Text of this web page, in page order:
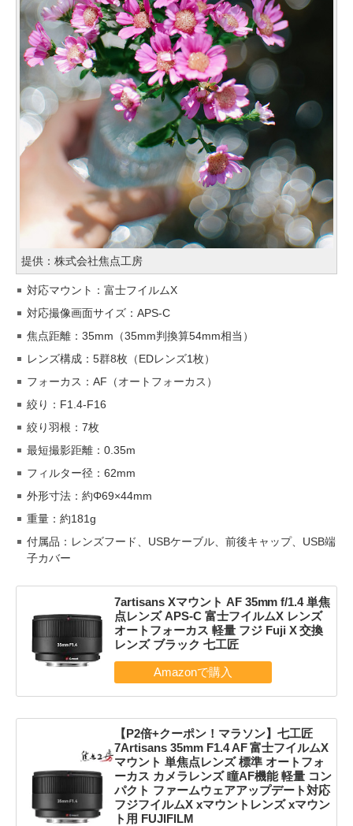
提供：株式会社焦点工房
対応マウント：富士フイルムX
対応撮像画面サイズ：APS-C
焦点距離：35mm（35mm判換算54mm相当）
レンズ構成：5群8枚（EDレンズ1枚）
フォーカス：AF（オートフォーカス）
絞り：F1.4-F16
絞り羽根：7枚
最短撮影距離：0.35m
フィルター径：62mm
外形寸法：約Φ69×44mm
重量：約181g
付属品：レンズフード、USBケーブル、前後キャップ、USB端
子カバー
7artisans Xマウント AF 35mm f/1.4 単焦
点レンズ APS-C 富士フイルムX レンズ
オートフォーカス 軽量 フジ Fuji X 交換
レンズ ブラック 七工匠
【P2倍+クーポン！マラソン】七工匠
7Artisans 35mm F1.4 AF 富士フイルムX
マウント 単焦点レンズ 標準 オートフォ
ーカス カメラレンズ 瞳AF機能 軽量 コン
パクト ファームウェアアップデート対応
フジフイルムX xマウントレンズ xマウン
ト用 FUJIFILM